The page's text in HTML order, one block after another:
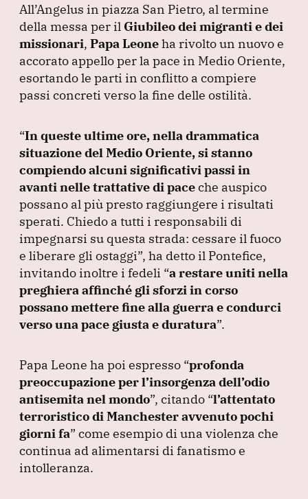
c
e
b
o
o
k
k
e
dI
n
at
s
A
p
p
e
gr
a
m
ai
l
All’Angelus in piazza San Pietro, al termine
della messa per il Giubileo dei migranti e dei
missionari, Papa Leoneha rivolto un nuovo e
accorato appello per la pace in Medio Oriente,
esortando le parti in conflitto a compiere
passi concreti verso la fine delle ostilità.
“In queste ultime ore, nella drammatica
situazione del Medio Oriente, si stanno
compiendo alcuni significativi passi in
avanti nelle trattative di paceche auspico
possano al più presto raggiungere i risultati
sperati. Chiedo a tutti i responsabili di
impegnarsi su questa strada: cessare il fuoco
e liberare gli ostaggi”, ha detto il Pontefice,
invitando inoltre i fedeli “a restare uniti nella
preghiera affinché gli sforzi in corso
possano mettere fine alla guerra e condurci
verso una pace giusta e duratura”.
Papa Leone ha poi espresso “profonda
preoccupazione per l’insorgenza dell’odio
antisemita nel mondo”, citando “l’attentato
terroristico di Manchester avvenuto pochi
giorni fa” come esempio di una violenza che
continua ad alimentarsi di fanatismo e
intolleranza.